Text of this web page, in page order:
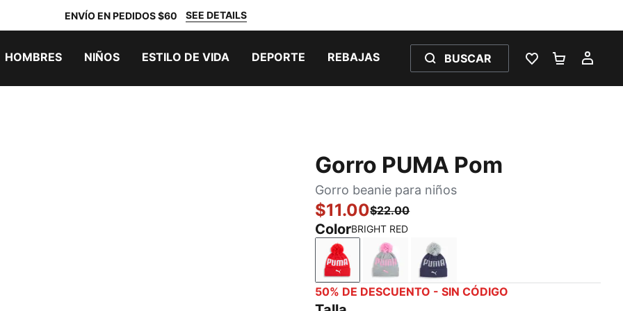
ENVÍO EN PEDIDOS $60 SEE DETAILS
HOMBRES NIÑOS ESTILO DE VIDA DEPORTE REBAJAS BUSCAR
LISTA DE
Gorro PUMA Pom
Gorro beanie para niños
$11.00$22.00
ColorBRIGHT RED
BRIGHT REDGREY/PINKNAVY
50% DE DESCUENTO - SIN CÓDIGO